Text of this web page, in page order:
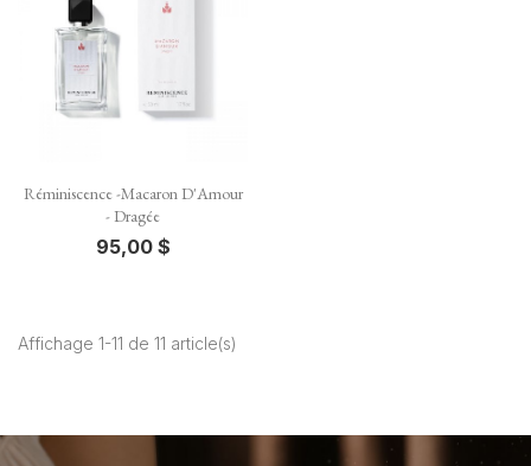
Réminiscence -Macaron D'Amour
- Dragée
95,00 $
Affichage 1-11 de 11 article(s)